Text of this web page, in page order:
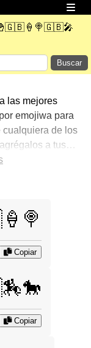
Buscar
mejores
emojiwa para
de los
a tus
Hemos
emojis.
Copiar
Copiar